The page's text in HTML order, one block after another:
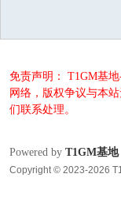
免责声明： T1GM基
网络，版权争议与本
们联系处理。
Powered by T1GM基地
Copyright © 2023-2026